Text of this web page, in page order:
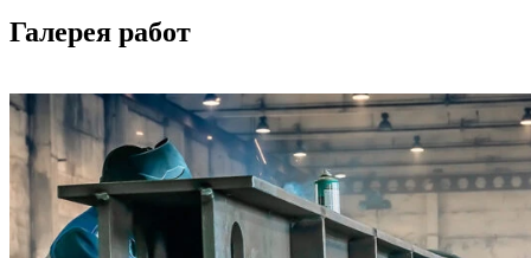
Галерея работ